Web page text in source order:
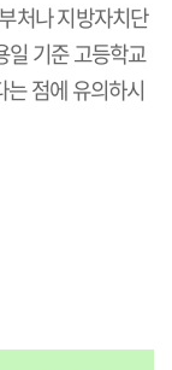
처나 지방자치단
일 기준 고등학교
점에 유의하시